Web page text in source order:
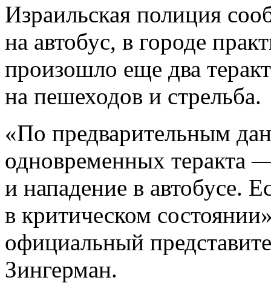
Израильская полиция
на автобус, в городе
произошло еще два
на пешеходов и стрельба.
«По предварительным
одновременных теракта
и нападение в автобусе.
в критическом
официальный
Зингерман.